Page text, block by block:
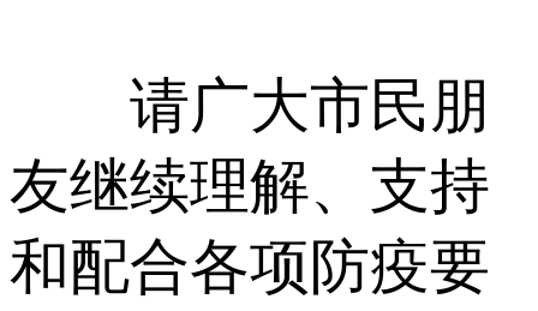
请广大市民朋
友继续理解、支持
和配合各项防疫要